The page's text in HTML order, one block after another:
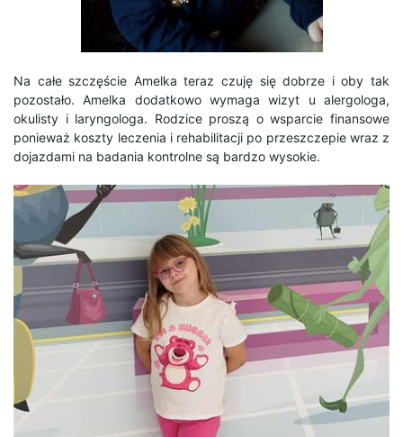
Na całe szczęście Amelka teraz czuję się dobrze i oby tak
pozostało.
Amelka dodatkowo wymaga wizyt u alergologa,
okulisty i laryngologa. Rodzice proszą o wsparcie finansowe
ponieważ koszty leczenia i rehabilitacji po przeszczepie wraz z
dojazdami na badania kontrolne są bardzo wysokie.